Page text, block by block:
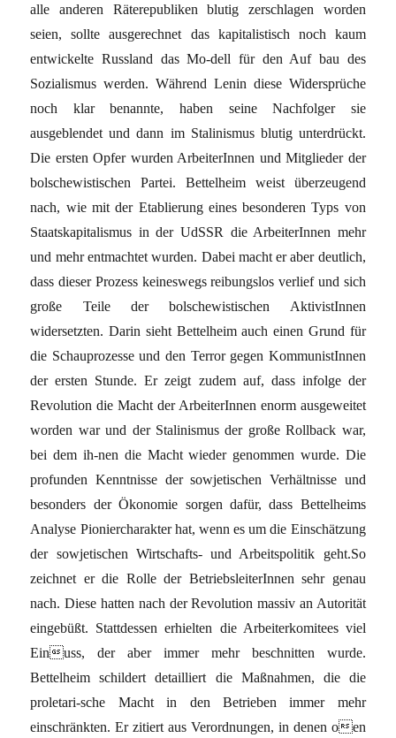
alle anderen Räterepubliken blutig zerschlagen worden
seien, sollte ausgerechnet das kapitalistisch noch kaum
entwickelte Russland das Mo-dell für den Auf bau des
Sozialismus werden. Während Lenin diese Widersprüche
noch klar benannte, haben seine Nachfolger sie
ausgeblendet und dann im Stalinismus blutig unterdrückt.
Die ersten Opfer wurden ArbeiterInnen und Mitglieder der
bolschewistischen Partei. Bettelheim weist überzeugend
nach, wie mit der Etablierung eines besonderen Typs von
Staatskapitalismus in der UdSSR die ArbeiterInnen mehr
und mehr entmachtet wurden. Dabei macht er aber deutlich,
dass dieser Prozess keineswegs reibungslos verlief und sich
große Teile der bolschewistischen AktivistInnen
widersetzten. Darin sieht Bettelheim auch einen Grund für
die Schauprozesse und den Terror gegen KommunistInnen
der ersten Stunde. Er zeigt zudem auf, dass infolge der
Revolution die Macht der ArbeiterInnen enorm ausgeweitet
worden war und der Stalinismus der große Rollback war,
bei dem ih-nen die Macht wieder genommen wurde. Die
profunden Kenntnisse der sowjetischen Verhältnisse und
besonders der Ökonomie sorgen dafür, dass Bettelheims
Analyse Pioniercharakter hat, wenn es um die Einschätzung
der sowjetischen Wirtschafts- und Arbeitspolitik geht.So
zeichnet er die Rolle der BetriebsleiterInnen sehr genau
nach. Diese hatten nach der Revolution massiv an Autorität
eingebüßt. Stattdessen erhielten die Arbeiterkomitees viel
Einuss, der aber immer mehr beschnitten wurde.
Bettelheim schildert detailliert die Maßnahmen, die die
proletari-sche Macht in den Betrieben immer mehr
einschränkten. Er zitiert aus Verordnungen, in denen oen